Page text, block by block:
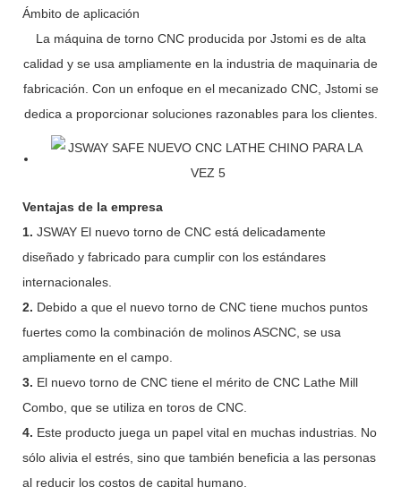
Ámbito de aplicación
La máquina de torno CNC producida por Jstomi es de alta
calidad y se usa ampliamente en la industria de maquinaria de
fabricación. Con un enfoque en el mecanizado CNC, Jstomi se
dedica a proporcionar soluciones razonables para los clientes.
Ventajas de la empresa
1. JSWAY El nuevo torno de CNC está delicadamente
diseñado y fabricado para cumplir con los estándares
internacionales.
2. Debido a que el nuevo torno de CNC tiene muchos puntos
fuertes como la combinación de molinos ASCNC, se usa
ampliamente en el campo.
3. El nuevo torno de CNC tiene el mérito de CNC Lathe Mill
Combo, que se utiliza en toros de CNC.
4. Este producto juega un papel vital en muchas industrias. No
sólo alivia el estrés, sino que también beneficia a las personas
al reducir los costos de capital humano.